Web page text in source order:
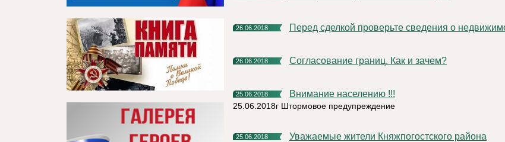
26.06.2018 Перед сделкой проверьте сведения о
26.06.2018 Согласование границ. Как и зачем?
25.06.2018 Внимание населению !!!
25.06.2018г Штормовое предупреждение
25.06.2018 Уважаемые жители Княжпогостского района